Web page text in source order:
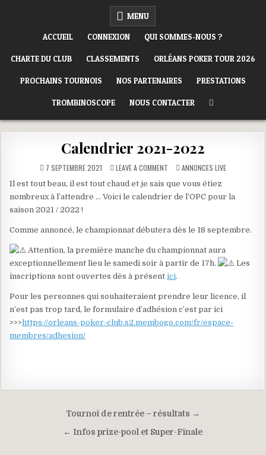
ORLÉANS POKER CLUB MENU
ACCUEIL CONNEXION QUI SOMMES-NOUS ?
CHARTE DU CLUB CLASSEMENTS ORLÉANS POKER TOUR 2026
PROCHAINS TOURNOIS NOS PARTENAIRES PRESTATIONS
TROMBINOSCOPE NOUS CONTACTER
Calendrier 2021-2022
7 SEPTEMBRE 2021 LEAVE A COMMENTON
CALENDRIER
2021-
2022
POSTED
IN
ANNONCES LIVE
Il est tout beau, il est tout chaud et je sais que vous étiez
nombreux à l’attendre … Voici le calendrier de l’OPC pour la
saison 2021 / 2022 !
Comme annoncé, le championnat débutera dès le 18 septembre.
Attention, la première manche du championnat aura
exceptionnellement lieu le samedi soir à partir de 17h.
Les
inscriptions sont ouvertes dès à présentici.
Pour les personnes qui souhaiteraient prendre leur licence, il
n’est pas trop tard, le formulaire d’adhésion c’est par ici
>>>https://orleans-poker-club.s2.membogo.com/fr/espace-
membres/adhesion/
NavigationTournoi de rentrée – résultats →
← Infos prize-pool et Super-Finale